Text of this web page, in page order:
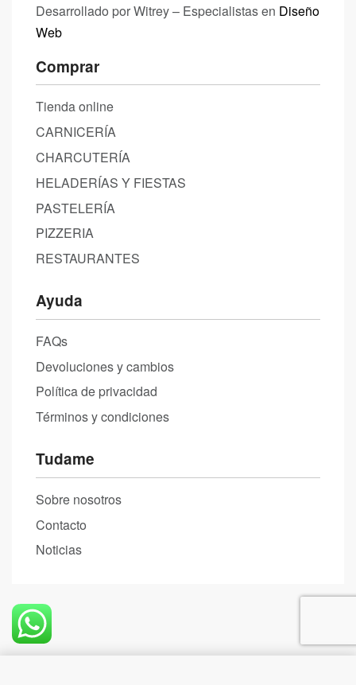
Desarrollado por Witrey – Especialistas en Diseño
Web
Comprar
Tienda online
CARNICERÍA
CHARCUTERÍA
HELADERÍAS Y FIESTAS
PASTELERÍA
PIZZERIA
RESTAURANTES
Ayuda
FAQs
Devoluciones y cambios
Política de privacidad
Términos y condiciones
Tudame
Sobre nosotros
Contacto
Noticias